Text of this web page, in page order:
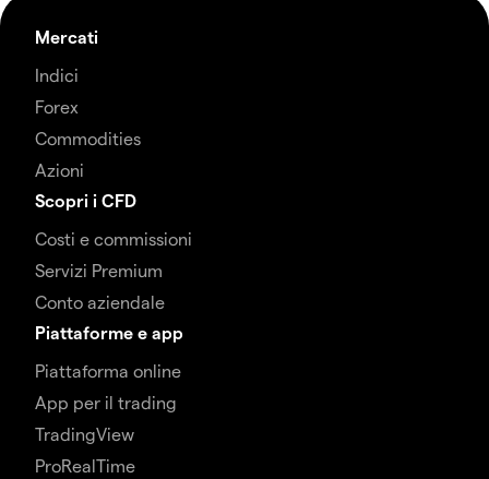
Mercati
Indici
Forex
Commodities
Azioni
Scopri i CFD
Costi e commissioni
Servizi Premium
Conto aziendale
Piattaforme e app
Piattaforma online
App per il trading
TradingView
ProRealTime